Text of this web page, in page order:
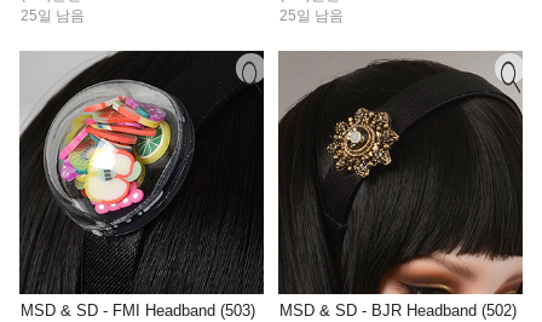
25일 남음
25일 남음
MSD & SD - FMI Headband (503)
MSD & SD - BJR Headband (502)